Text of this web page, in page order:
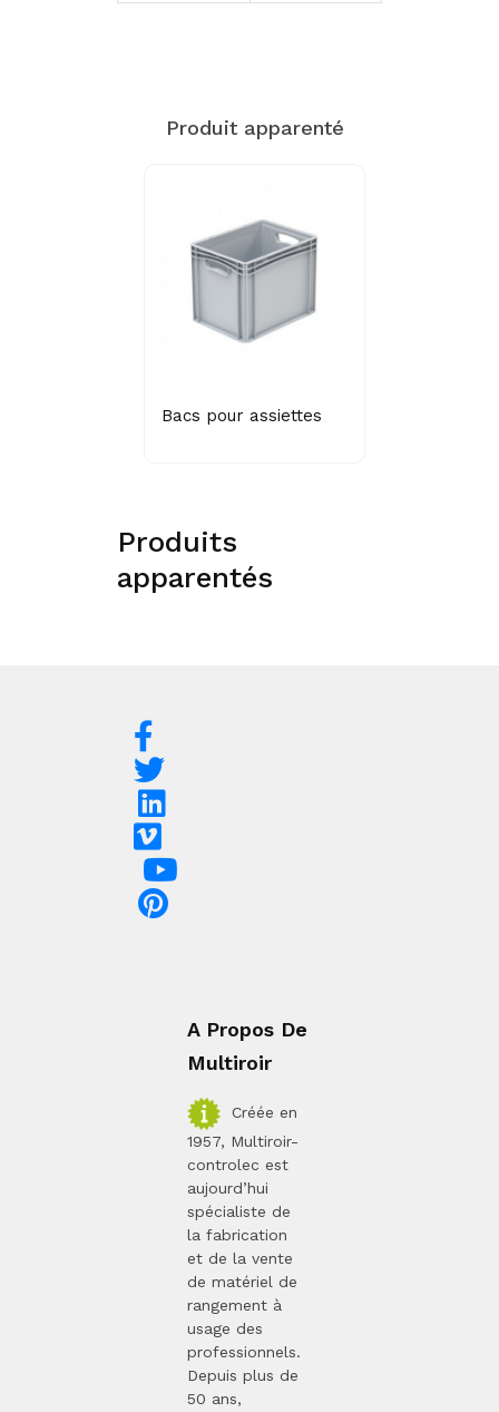
Produit apparenté
Bacs pour assiettes
Produits
apparentés
A Propos De
Multiroir
Créée en
1957, Multiroir-
controlec est
aujourd’hui
spécialiste de
la fabrication
et de la vente
de matériel de
rangement à
usage des
professionnels.
Depuis plus de
50 ans,